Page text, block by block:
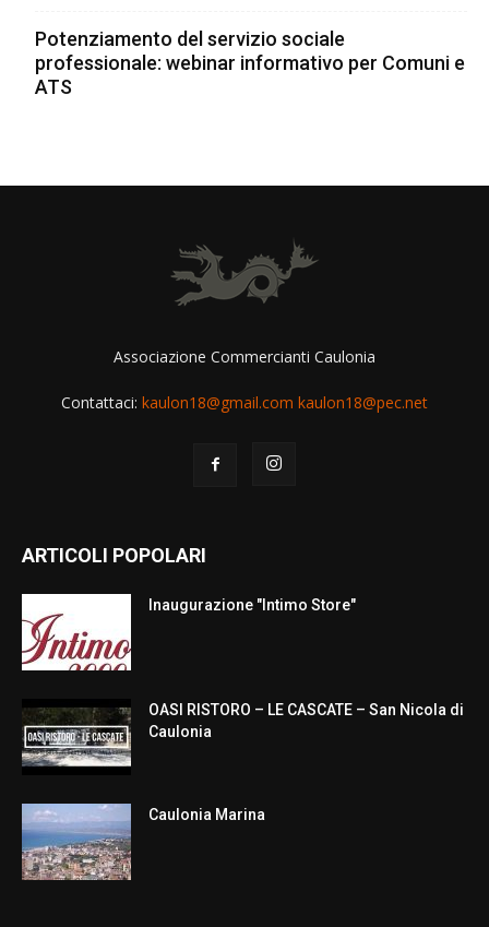
Potenziamento del servizio sociale
professionale: webinar informativo per Comuni e
ATS
Associazione Commercianti Caulonia
Contattaci: kaulon18@gmail.com kaulon18@pec.net
ARTICOLI POPOLARI
Inaugurazione "Intimo Store"
OASI RISTORO – LE CASCATE – San Nicola di
Caulonia
Caulonia Marina